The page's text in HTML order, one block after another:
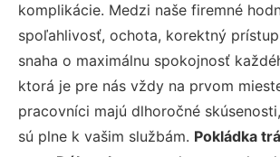
komplikácie. Medzi naše firemné
spoľahlivosť, ochota, korektný
snaha o maximálnu spokojnosť
ktorá je pre nás vždy na prvom
pracovníci majú dlhoročné
sú plne k vašim službám. Pokládka